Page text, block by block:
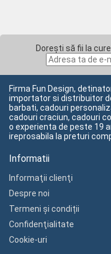
Dorești să fii la
Firma Fun Design,
importator si distribuitor
barbati, cadouri
cadouri craciun, cadouri
o experienta de peste 19
ireprosabila la preturi
Informatii
Informaţii clienţi
Despre noi
Termeni și condiții
Confidenţialitate
Cookie-uri